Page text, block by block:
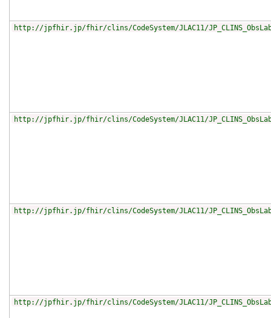
http://jpfhir.jp/fhir/clins/CodeSystem/JLAC11/
http://jpfhir.jp/fhir/clins/CodeSystem/JLAC11/
http://jpfhir.jp/fhir/clins/CodeSystem/JLAC11/
http://jpfhir.jp/fhir/clins/CodeSystem/JLAC11/